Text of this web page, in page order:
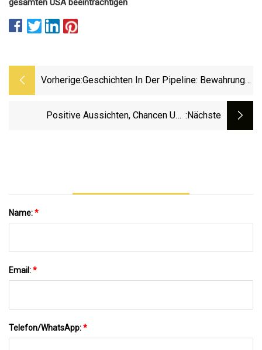
gesamten USA beeinträchtigen
Vorherige:Geschichten In Der Pipeline: Bewahrung
Positive Aussichten, Chancen Und :nächste
Name:*
Email:*
Telefon/WhatsApp:*